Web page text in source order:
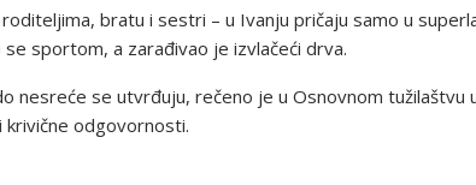
bratu i sestri – u Ivanju pričaju samo u
sportom, a zarađivao je izvlačeći drva.
nesreće se utvrđuju, rečeno je u Osnovnom tužilaštvu
krivične odgovornosti.